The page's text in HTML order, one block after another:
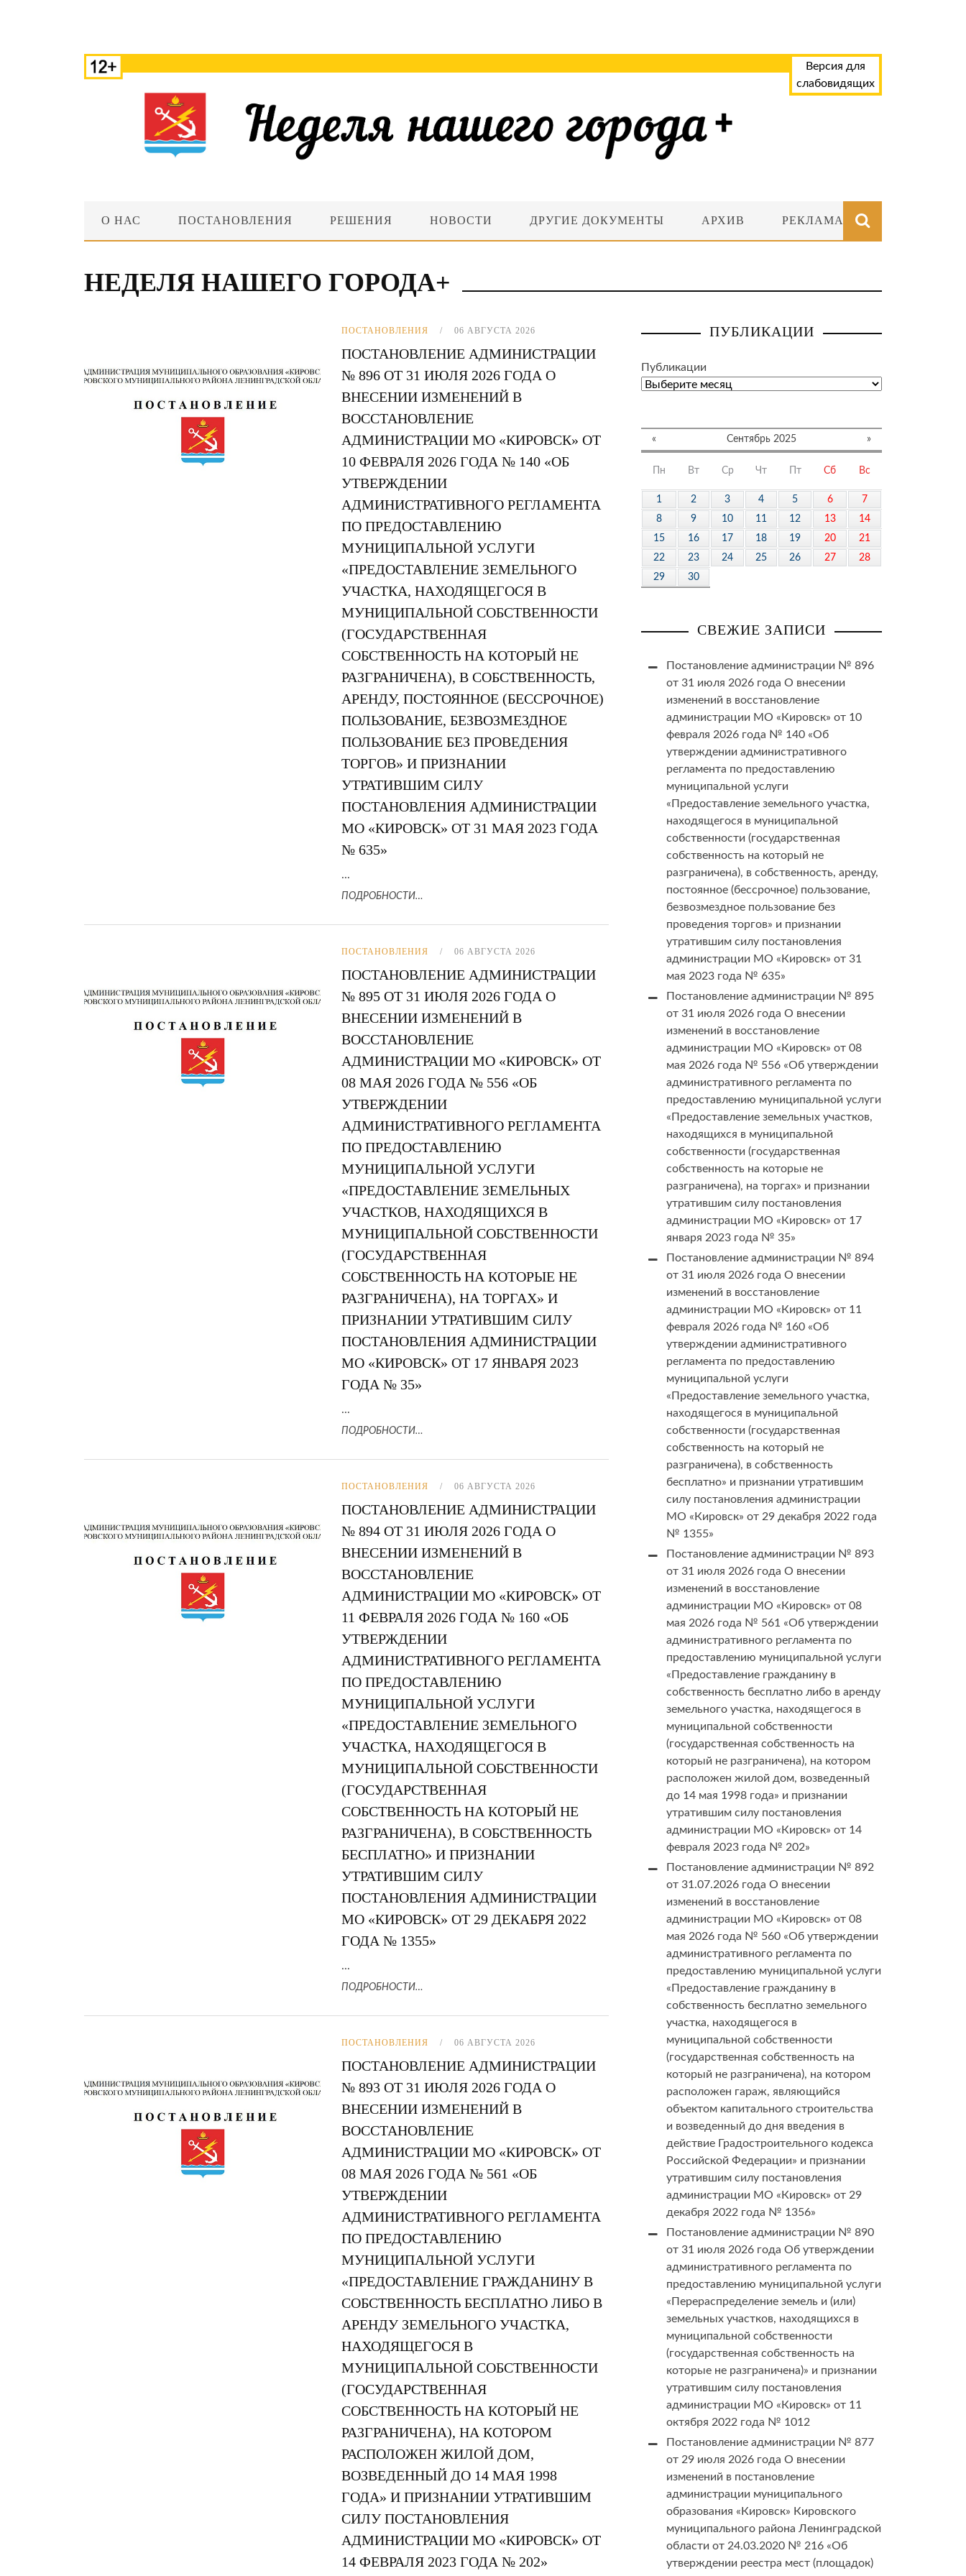
Версия для
слабовидящих
О НАС ПОСТАНОВЛЕНИЯ РЕШЕНИЯ НОВОСТИ ДРУГИЕ ДОКУМЕНТЫ АРХИВ РЕКЛАМА
НЕДЕЛЯ НАШЕГО ГОРОДА+
ПОСТАНОВЛЕНИЯ 06 АВГУСТА 2026
ПОСТАНОВЛЕНИЕ АДМИНИСТРАЦИИ
№ 896 ОТ 31 ИЮЛЯ 2026 ГОДА О
ВНЕСЕНИИ ИЗМЕНЕНИЙ В
ВОССТАНОВЛЕНИЕ
АДМИНИСТРАЦИИ МО «КИРОВСК» ОТ
10 ФЕВРАЛЯ 2026 ГОДА № 140 «ОБ
УТВЕРЖДЕНИИ
АДМИНИСТРАТИВНОГО РЕГЛАМЕНТА
ПО ПРЕДОСТАВЛЕНИЮ
МУНИЦИПАЛЬНОЙ УСЛУГИ
«ПРЕДОСТАВЛЕНИЕ ЗЕМЕЛЬНОГО
УЧАСТКА, НАХОДЯЩЕГОСЯ В
МУНИЦИПАЛЬНОЙ СОБСТВЕННОСТИ
(ГОСУДАРСТВЕННАЯ
СОБСТВЕННОСТЬ НА КОТОРЫЙ НЕ
РАЗГРАНИЧЕНА), В СОБСТВЕННОСТЬ,
АРЕНДУ, ПОСТОЯННОЕ (БЕССРОЧНОЕ)
ПОЛЬЗОВАНИЕ, БЕЗВОЗМЕЗДНОЕ
ПОЛЬЗОВАНИЕ БЕЗ ПРОВЕДЕНИЯ
ТОРГОВ» И ПРИЗНАНИИ
УТРАТИВШИМ СИЛУ
ПОСТАНОВЛЕНИЯ АДМИНИСТРАЦИИ
МО «КИРОВСК» ОТ 31 МАЯ 2023 ГОДА
№ 635»
...
ПОДРОБНОСТИ…
ПОСТАНОВЛЕНИЯ 06 АВГУСТА 2026
ПОСТАНОВЛЕНИЕ АДМИНИСТРАЦИИ
№ 895 ОТ 31 ИЮЛЯ 2026 ГОДА О
ВНЕСЕНИИ ИЗМЕНЕНИЙ В
ВОССТАНОВЛЕНИЕ
АДМИНИСТРАЦИИ МО «КИРОВСК» ОТ
08 МАЯ 2026 ГОДА № 556 «ОБ
УТВЕРЖДЕНИИ
АДМИНИСТРАТИВНОГО РЕГЛАМЕНТА
ПО ПРЕДОСТАВЛЕНИЮ
МУНИЦИПАЛЬНОЙ УСЛУГИ
«ПРЕДОСТАВЛЕНИЕ ЗЕМЕЛЬНЫХ
УЧАСТКОВ, НАХОДЯЩИХСЯ В
МУНИЦИПАЛЬНОЙ СОБСТВЕННОСТИ
(ГОСУДАРСТВЕННАЯ
СОБСТВЕННОСТЬ НА КОТОРЫЕ НЕ
РАЗГРАНИЧЕНА), НА ТОРГАХ» И
ПРИЗНАНИИ УТРАТИВШИМ СИЛУ
ПОСТАНОВЛЕНИЯ АДМИНИСТРАЦИИ
МО «КИРОВСК» ОТ 17 ЯНВАРЯ 2023
ГОДА № 35»
...
ПОДРОБНОСТИ…
ПОСТАНОВЛЕНИЯ 06 АВГУСТА 2026
ПОСТАНОВЛЕНИЕ АДМИНИСТРАЦИИ
№ 894 ОТ 31 ИЮЛЯ 2026 ГОДА О
ВНЕСЕНИИ ИЗМЕНЕНИЙ В
ВОССТАНОВЛЕНИЕ
АДМИНИСТРАЦИИ МО «КИРОВСК» ОТ
11 ФЕВРАЛЯ 2026 ГОДА № 160 «ОБ
УТВЕРЖДЕНИИ
АДМИНИСТРАТИВНОГО РЕГЛАМЕНТА
ПО ПРЕДОСТАВЛЕНИЮ
МУНИЦИПАЛЬНОЙ УСЛУГИ
«ПРЕДОСТАВЛЕНИЕ ЗЕМЕЛЬНОГО
УЧАСТКА, НАХОДЯЩЕГОСЯ В
МУНИЦИПАЛЬНОЙ СОБСТВЕННОСТИ
(ГОСУДАРСТВЕННАЯ
СОБСТВЕННОСТЬ НА КОТОРЫЙ НЕ
РАЗГРАНИЧЕНА), В СОБСТВЕННОСТЬ
БЕСПЛАТНО» И ПРИЗНАНИИ
УТРАТИВШИМ СИЛУ
ПОСТАНОВЛЕНИЯ АДМИНИСТРАЦИИ
МО «КИРОВСК» ОТ 29 ДЕКАБРЯ 2022
ГОДА № 1355»
...
ПОДРОБНОСТИ…
ПОСТАНОВЛЕНИЯ 06 АВГУСТА 2026
ПОСТАНОВЛЕНИЕ АДМИНИСТРАЦИИ
№ 893 ОТ 31 ИЮЛЯ 2026 ГОДА О
ВНЕСЕНИИ ИЗМЕНЕНИЙ В
ВОССТАНОВЛЕНИЕ
АДМИНИСТРАЦИИ МО «КИРОВСК» ОТ
08 МАЯ 2026 ГОДА № 561 «ОБ
УТВЕРЖДЕНИИ
АДМИНИСТРАТИВНОГО РЕГЛАМЕНТА
ПО ПРЕДОСТАВЛЕНИЮ
МУНИЦИПАЛЬНОЙ УСЛУГИ
«ПРЕДОСТАВЛЕНИЕ ГРАЖДАНИНУ В
СОБСТВЕННОСТЬ БЕСПЛАТНО ЛИБО В
АРЕНДУ ЗЕМЕЛЬНОГО УЧАСТКА,
НАХОДЯЩЕГОСЯ В
МУНИЦИПАЛЬНОЙ СОБСТВЕННОСТИ
(ГОСУДАРСТВЕННАЯ
СОБСТВЕННОСТЬ НА КОТОРЫЙ НЕ
РАЗГРАНИЧЕНА), НА КОТОРОМ
РАСПОЛОЖЕН ЖИЛОЙ ДОМ,
ВОЗВЕДЕННЫЙ ДО 14 МАЯ 1998
ГОДА» И ПРИЗНАНИИ УТРАТИВШИМ
СИЛУ ПОСТАНОВЛЕНИЯ
АДМИНИСТРАЦИИ МО «КИРОВСК» ОТ
14 ФЕВРАЛЯ 2023 ГОДА № 202»
ПУБЛИКАЦИИ
Публикации
« Сентябрь 2025 »
Пн Вт Ср Чт Пт Сб Вс
1 2 3 4 5 6
7
8
9 10 11 12 13
14
15
16 17 18 19 20
21
22
23 24 25 26 27
28
29
30
СВЕЖИЕ ЗАПИСИ
Постановление администрации № 896
от 31 июля 2026 года О внесении
изменений в восстановление
администрации МО «Кировск» от 10
февраля 2026 года № 140 «Об
утверждении административного
регламента по предоставлению
муниципальной услуги
«Предоставление земельного участка,
находящегося в муниципальной
собственности (государственная
собственность на который не
разграничена), в собственность, аренду,
постоянное (бессрочное) пользование,
безвозмездное пользование без
проведения торгов» и признании
утратившим силу постановления
администрации МО «Кировск» от 31
мая 2023 года № 635»
Постановление администрации № 895
от 31 июля 2026 года О внесении
изменений в восстановление
администрации МО «Кировск» от 08
мая 2026 года № 556 «Об утверждении
административного регламента по
предоставлению муниципальной услуги
«Предоставление земельных участков,
находящихся в муниципальной
собственности (государственная
собственность на которые не
разграничена), на торгах» и признании
утратившим силу постановления
администрации МО «Кировск» от 17
января 2023 года № 35»
Постановление администрации № 894
от 31 июля 2026 года О внесении
изменений в восстановление
администрации МО «Кировск» от 11
февраля 2026 года № 160 «Об
утверждении административного
регламента по предоставлению
муниципальной услуги
«Предоставление земельного участка,
находящегося в муниципальной
собственности (государственная
собственность на который не
разграничена), в собственность
бесплатно» и признании утратившим
силу постановления администрации
МО «Кировск» от 29 декабря 2022 года
№ 1355»
Постановление администрации № 893
от 31 июля 2026 года О внесении
изменений в восстановление
администрации МО «Кировск» от 08
мая 2026 года № 561 «Об утверждении
административного регламента по
предоставлению муниципальной услуги
«Предоставление гражданину в
собственность бесплатно либо в аренду
земельного участка, находящегося в
муниципальной собственности
(государственная собственность на
который не разграничена), на котором
расположен жилой дом, возведенный
до 14 мая 1998 года» и признании
утратившим силу постановления
администрации МО «Кировск» от 14
февраля 2023 года № 202»
Постановление администрации № 892
от 31.07.2026 года О внесении
изменений в восстановление
администрации МО «Кировск» от 08
мая 2026 года № 560 «Об утверждении
административного регламента по
предоставлению муниципальной услуги
«Предоставление гражданину в
собственность бесплатно земельного
участка, находящегося в
муниципальной собственности
(государственная собственность на
который не разграничена), на котором
расположен гараж, являющийся
объектом капитального строительства
и возведенный до дня введения в
действие Градостроительного кодекса
Российской Федерации» и признании
утратившим силу постановления
администрации МО «Кировск» от 29
декабря 2022 года № 1356»
Постановление администрации № 890
от 31 июля 2026 года Об утверждении
административного регламента по
предоставлению муниципальной услуги
«Перераспределение земель и (или)
земельных участков, находящихся в
муниципальной собственности
(государственная собственность на
которые не разграничена)» и признании
утратившим силу постановления
администрации МО «Кировск» от 11
октября 2022 года № 1012
Постановление администрации № 877
от 29 июля 2026 года О внесении
изменений в постановление
администрации муниципального
образования «Кировск» Кировского
муниципального района Ленинградской
области от 24.03.2020 № 216 «Об
утверждении реестра мест (площадок)